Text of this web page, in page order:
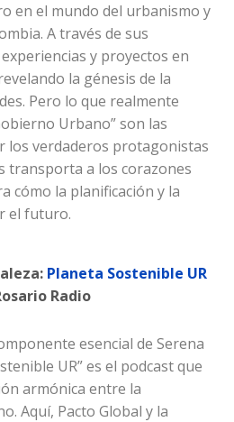
en el mundo del urbanismo y
A través de sus
y proyectos en
la génesis de la
Pero lo que realmente
Urbano” son las
los verdaderos protagonistas
transporta a los corazones
cómo la planificación y la
el futuro.
Planeta Sostenible UR
Radio
esencial de Serena
UR” es el podcast que
armónica entre la
Aquí, Pacto Global y la